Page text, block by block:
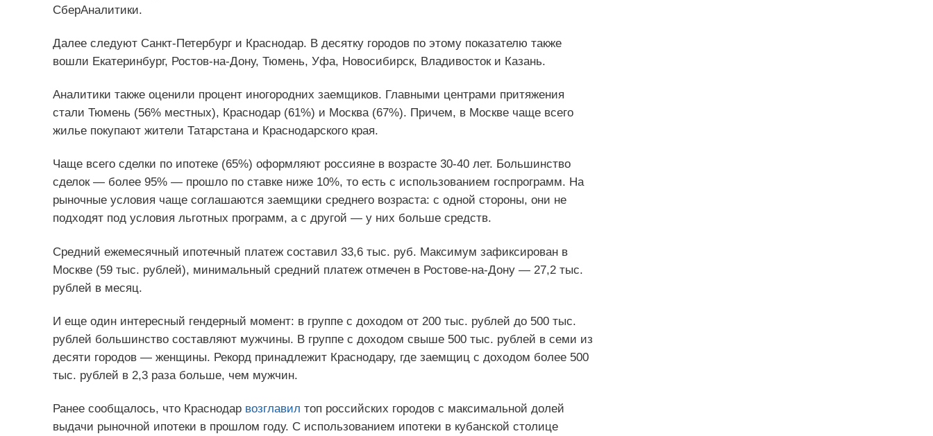
СберАналитики.
Далее следуют Санкт-Петербург и Краснодар. В десятку городов по этому показателю также
вошли Екатеринбург, Ростов-на-Дону, Тюмень, Уфа, Новосибирск, Владивосток и Казань.
Аналитики также оценили процент иногородних заемщиков. Главными центрами притяжения
стали Тюмень (56% местных), Краснодар (61%) и Москва (67%). Причем, в Москве чаще всего
жилье покупают жители Татарстана и Краснодарского края.
Чаще всего сделки по ипотеке (65%) оформляют россияне в возрасте 30-40 лет. Большинство
сделок — более 95% — прошло по ставке ниже 10%, то есть с использованием госпрограмм. На
рыночные условия чаще соглашаются заемщики среднего возраста: с одной стороны, они не
подходят под условия льготных программ, а с другой — у них больше средств.
Средний ежемесячный ипотечный платеж составил 33,6 тыс. руб. Максимум зафиксирован в
Москве (59 тыс. рублей), минимальный средний платеж отмечен в Ростове-на-Дону — 27,2 тыс.
рублей в месяц.
И еще один интересный гендерный момент: в группе с доходом от 200 тыс. рублей до 500 тыс.
рублей большинство составляют мужчины. В группе с доходом свыше 500 тыс. рублей в семи из
десяти городов — женщины. Рекорд принадлежит Краснодару, где заемщиц с доходом более 500
тыс. рублей в 2,3 раза больше, чем мужчин.
Ранее сообщалось, что Краснодар возглавил топ российских городов с максимальной долей
выдачи рыночной ипотеки в прошлом году. С использованием ипотеки в кубанской столице